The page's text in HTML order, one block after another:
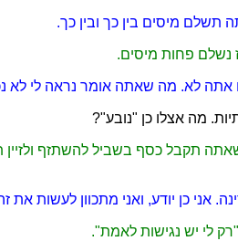
תשלם מיסים בין כך ובין כך.
נשלם פחות מיסים.
אתה לא. מה שאתה אומר נראה לי לא
מה אצלו כן "נובע"?
תקבל כסף בשביל להשתזף ולזיין
אני כן יודע, ואני מתכוון לעשות
לי יש נגישות לאמת".